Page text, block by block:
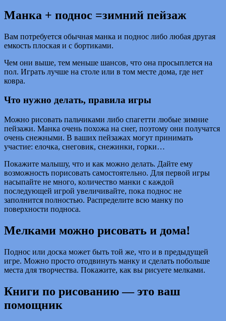
Манка + поднос =зимний пейзаж
Вам потребуется обычная манка и поднос либо любая другая
емкость плоская и с бортиками.
Чем они выше, тем меньше шансов, что она просыплется на
пол. Играть лучше на столе или в том месте дома, где нет
ковра.
Что нужно делать, правила игры
Можно рисовать пальчиками либо спагетти любые зимние
пейзажи. Манка очень похожа на снег, поэтому они получатся
очень снежными. В ваших пейзажах могут принимать
участие: елочка, снеговик, снежинки, горки…
Покажите малышу, что и как можно делать. Дайте ему
возможность порисовать самостоятельно. Для первой игры
насыпайте не много, количество манки с каждой
последующей игрой увеличивайте, пока поднос не
заполнится полностью. Распределите всю манку по
поверхности подноса.
Мелками можно рисовать и дома!
Поднос или доска может быть той же, что и в предыдущей
игре. Можно просто отодвинуть манку и сделать побольше
места для творчества. Покажите, как вы рисуете мелками.
Книги по рисованию — это ваш
помощник